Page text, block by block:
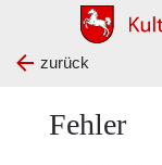
zurück
Fehler